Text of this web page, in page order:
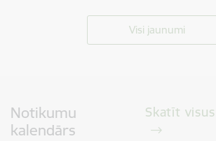
Visi jaunumi
Notikumu
kalendārs
Skatīt